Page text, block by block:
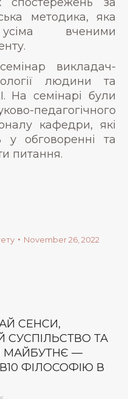
методика, яка
усіма вченими
викладач-
людини та
На семінарі були
педагогічного
кафедри, які
у обговоренні та
питання.
November 26, 2022
СЕНСИ,
СУСПІЛЬСТВО ТА
—
ФІЛОСОФІЮ В